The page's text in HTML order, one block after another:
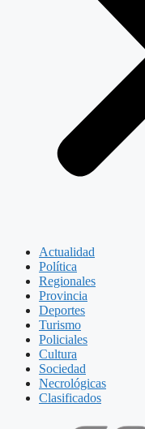
Actualidad
Política
Regionales
Provincia
Deportes
Turismo
Policiales
Cultura
Sociedad
Necrológicas
Clasificados